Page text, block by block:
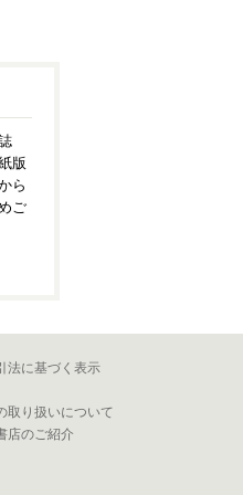
版
ら
ご
法に基づく表示
取り扱いについて
店のご紹介